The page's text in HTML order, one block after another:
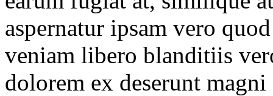
aspernatur ipsam vero
veniam libero blanditiis
dolorem ex deserunt